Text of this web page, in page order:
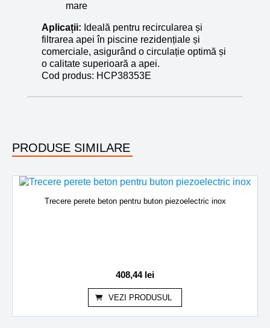
mare
Aplicații: Ideală pentru recircularea și
filtrarea apei în piscine rezidențiale și
comerciale, asigurând o circulație optimă și
o calitate superioară a apei.
Cod produs: HCP38353E
PRODUSE SIMILARE
Trecere perete beton pentru buton piezoelectric inox
408,44 lei
VEZI PRODUSUL